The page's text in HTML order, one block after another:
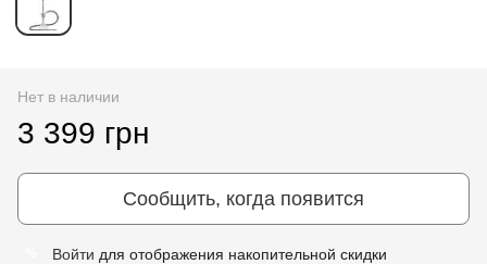
Нет в наличии
3 399 грн
Сообщить, когда появится
Войти для отображения накопительной скидки